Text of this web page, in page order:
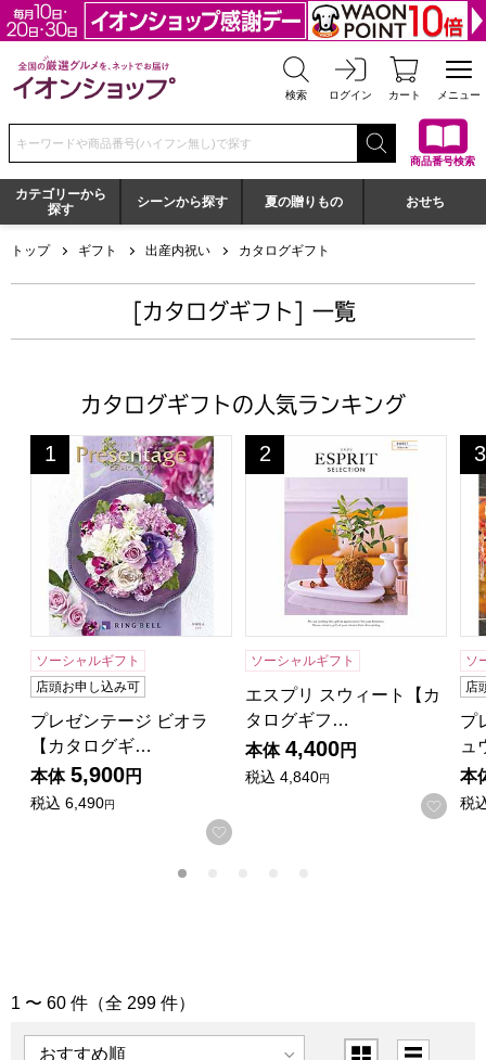
全国の厳選グルメを、ネットでお届け イオンショップ
検索 ログイン カート メニュー
検索キーワードまたは商品番号を入力してください
商品番号検索
カテゴリーから
探す
シーンから探す 夏の贈りもの おせち
トップ ギフト 出産内祝い カタログギフト
[カタログギフト] 一覧
カタログギフトの人気ランキング
プレゼンテージ ビオラ【カタログギフト】【贈りものカ
1
位
ソーシャルギフト
店頭お申し込み可
プレゼンテージ ビオラ
【カタログギ…
本体 5,900円
税込 6,490円
お気に入りに登録する
エスプリ スウィート【カタ
2
位
ソーシャルギフト
エスプリ スウィート【カ
タログギフ…
本体 4,400円
税込 4,840円
お気
3
位
ソ
店
プ
ュ
本
税
「カタログギフト」の商品一覧
1 〜 60 件（全 299 件）
表示順 表示切替